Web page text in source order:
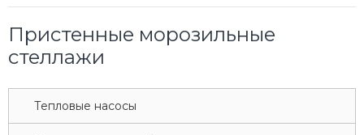
Пристенные морозильные
стеллажи
Tепловые насосы